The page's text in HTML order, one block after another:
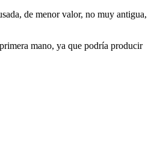
de menor valor, no muy antigua,
mano, ya que podría producir